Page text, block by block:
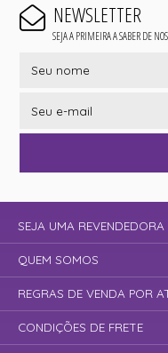
NEWSLETTER
SEJA A PRIMEIRA A SABER DE
SEJA UMA REVENDEDORA
QUEM SOMOS
REGRAS DE VENDA POR
CONDIÇÕES DE FRETE